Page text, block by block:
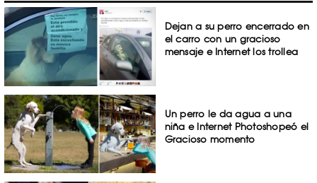
Dejan a su perro encerrado en
el carro con un gracioso
mensaje e Internet los trollea
Un perro le da agua a una
niña e Internet Photoshopeó el
Gracioso momento